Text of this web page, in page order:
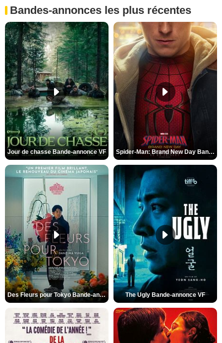
Bandes-annonces les plus récentes
Jour de chasse Bande-annonce VF Spider-Man: Brand New Day Bande-annonce (3) VO STFR
Des Fleurs pour Tokyo Bande-annonce VO STFR The Ugly Bande-annonce VF